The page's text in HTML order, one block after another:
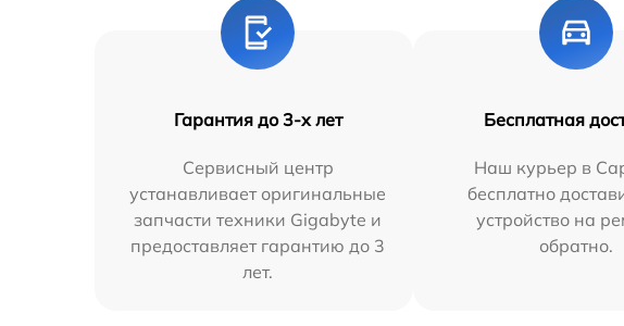
Гарантия до 3-х лет
Сервисный центр
устанавливает оригинальные
запчасти техники Gigabyte и
предоставляет гарантию до 3
лет.
Бесплатная
Наш курьер в
бесплатно
устройство на
обратно.